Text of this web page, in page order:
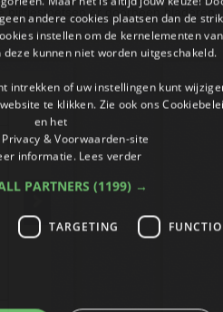
pijltjestoetsen er doorheen bladeren.
andere cookies plaatsen dan de
instellen om de kernelementen
kunnen niet worden uitgeschakeld.
intrekken of uw instellingen kunt
te klikken. Zie ook ons
en het
& Voorwaarden-site
informatie. Lees verder
PARTNERS (1199) →
TARGETING